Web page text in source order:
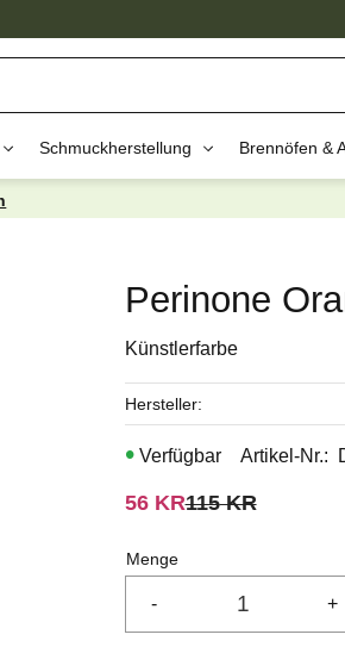
Schmuckherstellung Brennöfen &
kan intressera
Perinone
Künstlerfarbe
Reduzierter Preis:
56KRUrsprünglicher
115KR
Menge
+
-
Artikel-Nr.
Hersteller